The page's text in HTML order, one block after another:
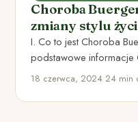
Choroba
zmiany stylu
I. Co to jest Choroba
podstawowe
również jako
18 czerwca, 2024•24 min